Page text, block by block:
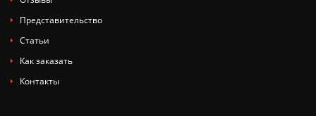
Представительство
Статьи
Как заказать
Контакты